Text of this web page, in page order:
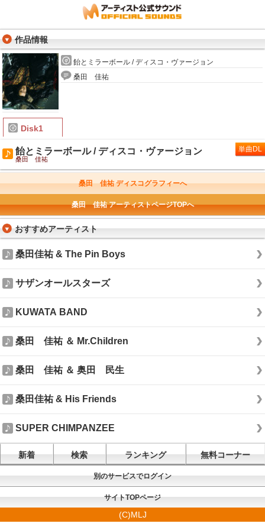
作品情報
飴とミラーボール / ディスコ・ヴァージョン
桑田 佳祐
Disk1
飴とミラーボール / ディスコ・ヴァージョン
桑田 佳祐
単曲DL
桑田 佳祐 ディスコグラフィーへ
桑田 佳祐 アーティストページTOPへ
おすすめアーティスト
桑田佳祐 & The Pin Boys
サザンオールスターズ
KUWATA BAND
桑田 佳祐 ＆ Mr.Children
桑田 佳祐 ＆ 奥田 民生
桑田佳祐 & His Friends
SUPER CHIMPANZEE
新着 検索 ランキング 無料コーナー
別のサービスでログイン
サイトTOPページ
(C)MLJ